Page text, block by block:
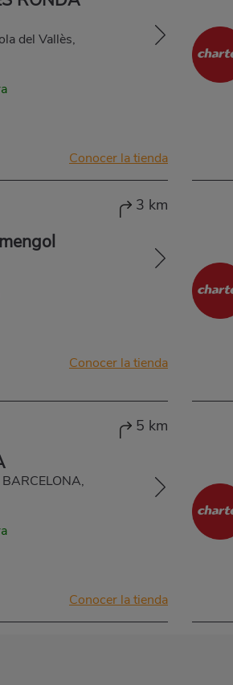
del Vallès,
Conocer la tienda
3 km
Conocer la tienda
5 km
Conocer la tienda